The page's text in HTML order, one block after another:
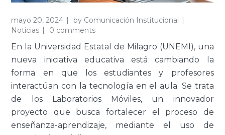
mayo 20, 2024 by Comunicación Institucional
Noticias
0 comments
En la Universidad Estatal de Milagro (UNEMI), una
nueva iniciativa educativa está cambiando la
forma en que los estudiantes y profesores
interactúan con la tecnología en el aula. Se trata
de los Laboratorios Móviles, un innovador
proyecto que busca fortalecer el proceso de
enseñanza-aprendizaje, mediante el uso de